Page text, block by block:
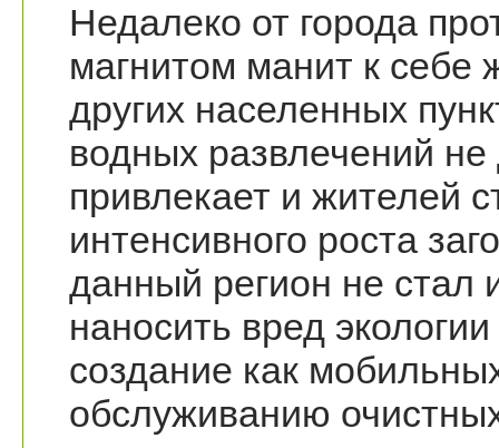
Недалеко от города
магнитом манит к себе
других населенных
водных развлечений не
привлекает и жителей
интенсивного роста
данный регион не
наносить вред
создание как
обслуживанию